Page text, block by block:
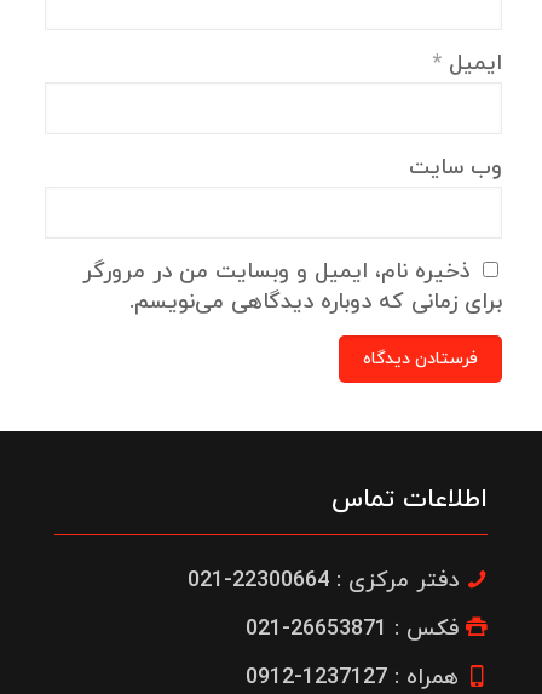
ایمیل *
وب‌ سایت
ذخیره نام، ایمیل و وبسایت من در مرورگر
برای زمانی که دوباره دیدگاهی می‌نویسم.
اطلاعات تماس
دفتر مرکزی : 22300664-021
فکس : 26653871-021
همراه : 1237127-0912